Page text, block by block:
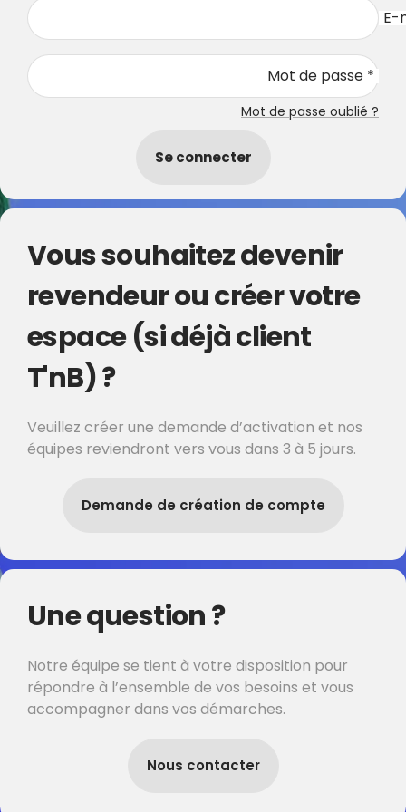
E-
Mot de passe *
Mot de passe oublié ?
Se connecter
Vous souhaitez devenir
revendeur ou créer votre
espace (si déjà client
T'nB) ?
Veuillez créer une demande d’activation et nos
équipes reviendront vers vous dans 3 à 5 jours.
Demande de création de compte
Une question ?
Notre équipe se tient à votre disposition pour
répondre à l’ensemble de vos besoins et vous
accompagner dans vos démarches.
Nous contacter